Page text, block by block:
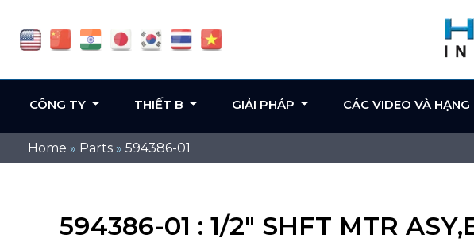
Home » Parts » 594386-01
594386-01 : 1/2" SHFT MTR
CÔNG TY THIẾT B GIẢI PHÁP CÁC VIDEO VÀ HẠNG